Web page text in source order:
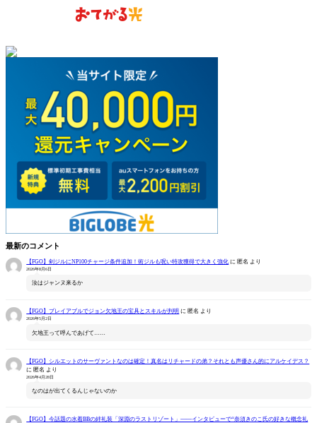
最新のコメント
【FGO】剣ジルにNP100チャージ条件追加！術ジルも呪い特攻獲得で大きく強化 に 匿名 より
2026年8月6日
汝はジャンヌ来るか
【FGO】プレイアブルでジョン欠地王の宝具とスキルが判明 に 匿名 より
2026年5月2日
欠地王って呼んであげて……
【FGO】シルエットのサーヴァントなのは確定！真名はリチャードの弟？それとも声優さん的にアルケイデス？
に匿名 より
2026年4月28日
なのはが出てくるんじゃないのか
【FGO】今話題の水着BBの絆礼装「深淵のラストリゾート」――インタビューで“奈須きのこ氏の好きな概念礼